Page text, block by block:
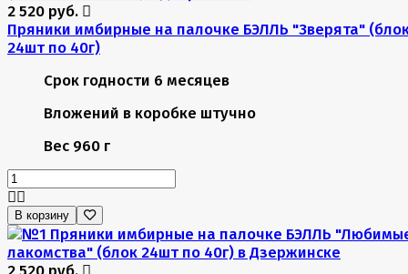
2 520 руб.
Пряники имбирные на палочке БЭЛЛЬ "Зверята"
24шт по 40г)
Срок годности 6 месяцев
Вложений в коробке штучно
Вес 960 г
В корзину
2 520 руб.